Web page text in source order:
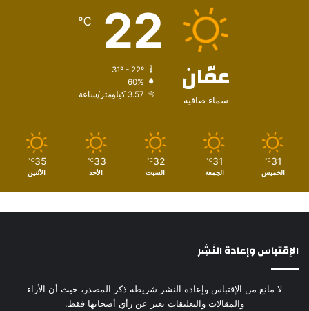
عمّان
سماء صافية
22
℃
31º - 22º
60%
3.57 كيلومتر/ساعة
31
℃
الخميس
31
℃
الجمعة
32
℃
السبت
33
℃
الأحد
35
℃
الأثنين
الإقتباس وإعادة النَشِر
لا مانع من الإقتباس وإعادة النشر شريطة ذكر المصدر، حيث أن الأراء
والمقالات والتعليقات تعبر عن رأي أصحابها فقط.